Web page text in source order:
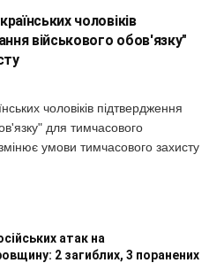
чоловіків
військового обов'язку"
чоловіків підтвердження
для тимчасового
умови тимчасового захисту
атак на
2 загиблих, 3 поранених